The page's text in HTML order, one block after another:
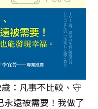
：凡事不比較、守
永遠被需要！我做了